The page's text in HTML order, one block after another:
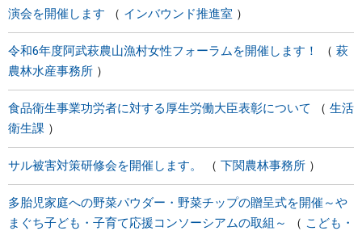
演会を開催します
インバウンド推進室
令和6年度阿武萩農山漁村女性フォーラムを開催します！
萩
農林水産事務所
食品衛生事業功労者に対する厚生労働大臣表彰について
生活
衛生課
サル被害対策研修会を開催します。 下関農林事務所
多胎児家庭への野菜パウダー・野菜チップの贈呈式を開催～や
まぐち子ども・子育て応援コンソーシアムの取組～
こども・